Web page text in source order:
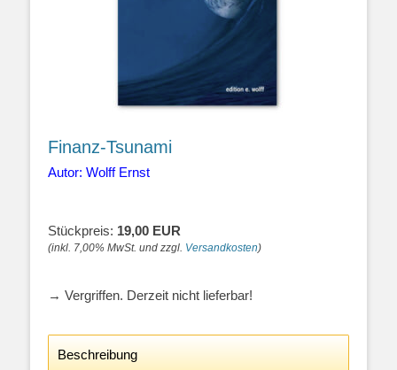
Finanz-Tsunami
Autor: Wolff Ernst
Stückpreis: 19,00 EUR
(inkl. 7,00% MwSt. und zzgl. Versandkosten)
→ Vergriffen. Derzeit nicht lieferbar!
Beschreibung